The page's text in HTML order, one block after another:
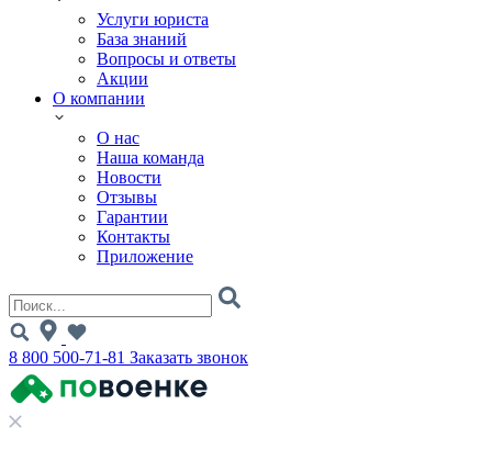
Услуги юриста
База знаний
Вопросы и ответы
Акции
О компании
О нас
Наша команда
Новости
Отзывы
Гарантии
Контакты
Приложение
8 800 500-71-81 Заказать звонок